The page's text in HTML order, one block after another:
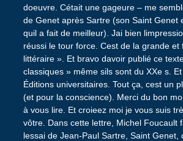
doeuvre. Cétait une gageure – me
de Genet après Sartre (son Saint Genet
quil a fait de meilleur). Jai bien
réussi le tour force. Cest de la grande et
littéraire ». Et bravo davoir publié ce
classiques » même sils sont du XXe s.
Éditions universitaires. Tout ça, cest un
(et pour la conscience). Merci du bon
à vous lire. Et croieez moi je vous suis
vôtre. Dans cette lettre, Michel Foucault
lessai de Jean-Paul Sartre, Saint Genet,